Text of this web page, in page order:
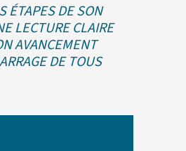
ÉTAPES DE SON
LECTURE CLAIRE
AVANCEMENT
DE TOUS